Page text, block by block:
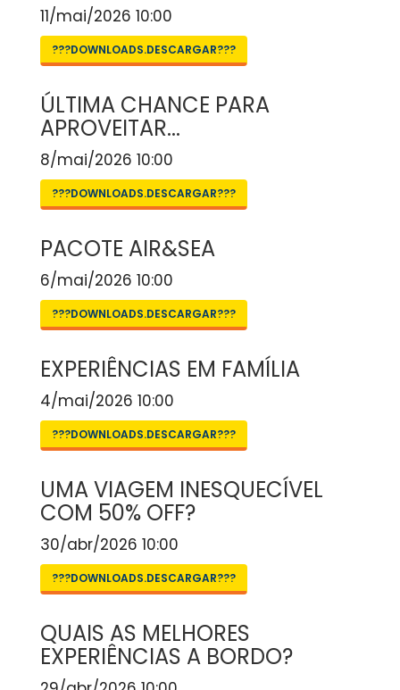
11/mai/2026 10:00
???DOWNLOADS.DESCARGAR???
ÚLTIMA CHANCE PARA
APROVEITAR...
8/mai/2026 10:00
???DOWNLOADS.DESCARGAR???
PACOTE AIR&SEA
6/mai/2026 10:00
???DOWNLOADS.DESCARGAR???
EXPERIÊNCIAS EM FAMÍLIA
4/mai/2026 10:00
???DOWNLOADS.DESCARGAR???
UMA VIAGEM INESQUECÍVEL
COM 50% OFF?
30/abr/2026 10:00
???DOWNLOADS.DESCARGAR???
QUAIS AS MELHORES
EXPERIÊNCIAS A BORDO?